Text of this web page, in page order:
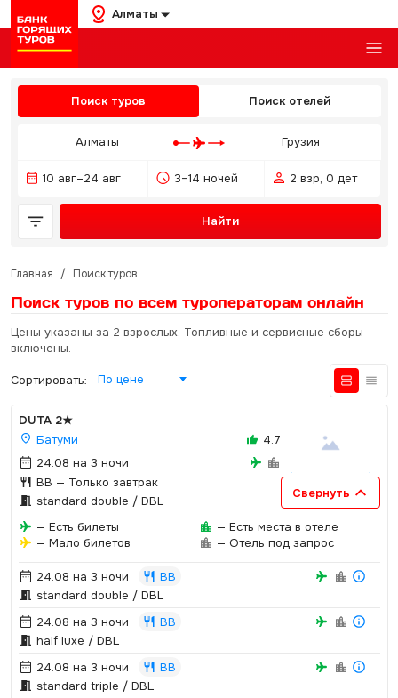
Алматы
Поиск туров Поиск отелей
Алматы Грузия
10 авг–24 авг 3–14 ночей 2 взр, 0 дет
Найти
Главная / Поиск туров
Поиск туров по всем туроператорам онлайн
Цены указаны за 2 взрослых. Топливные и сервисные сборы
включены.
Сортировать: По цене
DUTA 2★
Батуми
24.08 на 3 ночи
BB — Только завтрак
4.7
standard double / DBL
Свернуть
— Есть билеты
— Мало билетов
— Есть места в отеле
— Отель под запрос
24.08 на 3 ночи
BB
standard double / DBL
24.08 на 3 ночи
BB
half luxe / DBL
24.08 на 3 ночи
BB
standard triple / DBL